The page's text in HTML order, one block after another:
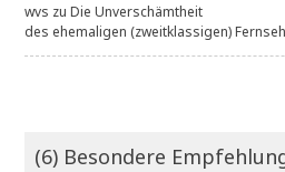
wvs zuDie Unverschämtheit
des ehemaligen (zweitklassigen)
(6) Besondere